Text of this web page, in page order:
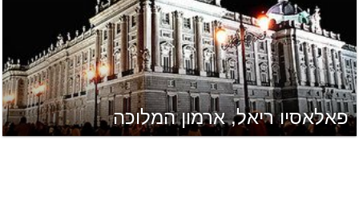
פאלאסיו ריאל, ארמון המלוכה